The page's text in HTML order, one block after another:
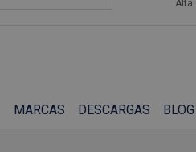
Alta
MARCAS DESCARGAS BLOG